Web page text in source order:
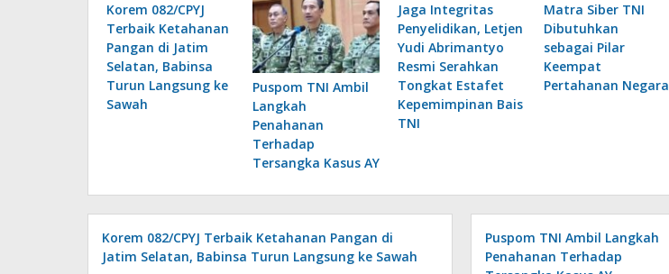
Korem 082/CPYJ
Terbaik Ketahanan
Pangan di Jatim
Selatan, Babinsa
Turun Langsung ke
Sawah
​Puspom TNI Ambil
Langkah
Penahanan
Terhadap
Tersangka Kasus AY
Jaga Integritas
Penyelidikan, Letjen
Yudi Abrimantyo
Resmi Serahkan
Tongkat Estafet
Kepemimpinan Bais
TNI
Matra Siber TNI
Dibutuhkan
sebagai Pilar
Keempat
Pertahanan Negara
Korem 082/CPYJ Terbaik Ketahanan Pangan di
Jatim Selatan, Babinsa Turun Langsung ke Sawah
​Puspom TNI Ambil Langkah
Penahanan Terhadap